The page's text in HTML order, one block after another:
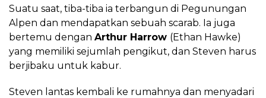
Suatu saat, tiba-tiba ia terbangun di Pegunungan
Alpen dan mendapatkan sebuah scarab. Ia juga
bertemu dengan Arthur Harrow (Ethan Hawke)
yang memiliki sejumlah pengikut, dan Steven harus
berjibaku untuk kabur.
Steven lantas kembali ke rumahnya dan menyadari